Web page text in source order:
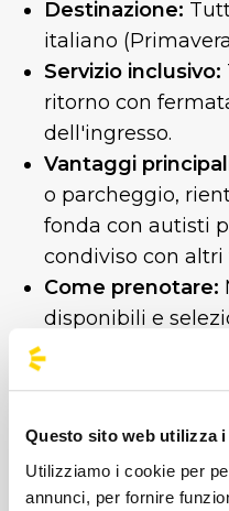
Questo sito web utilizza
Utilizziamo i cookie per
annunci, per fornire
Destinazione:
italiano
Servizio inclusivo:
ritorno con
dell'ingresso.
Vantaggi
o parcheggio,
fonda con autisti
condiviso con altri
Come prenotare:
disponibili e
Vivi l’esperienza
pensieri sul
vicina alla tua città
posto a bordo!Ti